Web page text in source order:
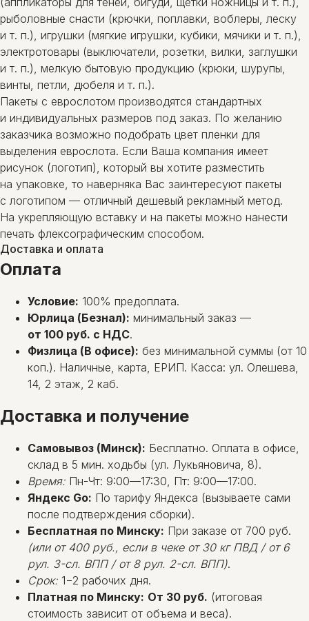
рыболовные снасти (крючки, поплавки, воблеры, леску
и т. п.), игрушки (мягкие игрушки, кубики, мячики и т. п.),
электротовары (выключатели, розетки, вилки, заглушки
и т. п.), мелкую бытовую продукцию (крюки, шурупы,
винты, петли, дюбеля и т. п.).
Пакеты с еврослотом производятся стандартных
и индивидуальных размеров под заказ. По желанию
заказчика возможно подобрать цвет пленки для
выделения еврослота. Если Ваша компания имеет
рисунок (логотип), который вы хотите разместить
на упаковке, то наверняка Вас заинтересуют пакеты
с логотипом — отличный дешевый рекламный метод.
На укрепляющую вставку и на пакеты можно нанести
печать флексографическим способом.
Доставка и оплата
Оплата
Условие: 100% предоплата.
Юрлица (Безнал): минимальный заказ —
от 100 руб. с НДС.
Физлица (В офисе): без минимальной суммы (от 10
коп.). Наличные, карта, ЕРИП. Касса: ул. Олешева,
14, 2 этаж, 2 каб.
Доставка и получение
Самовывоз (Минск): Бесплатно. Оплата в офисе,
склад в 5 мин. ходьбы (ул. Лукьяновича, 8).
Время: Пн-Чт: 9:00—17:30, Пт: 9:00—17:00.
Яндекс Go: По тарифу Яндекса (вызываете сами
после подтверждения сборки).
Бесплатная по Минску: При заказе от 700 руб.
(или от 400 руб., если в чеке от 30 кг ПВД / от 6
рул. 3-сл. ВПП / от 8 рул. 2-сл. ВПП).
Срок: 1−2 рабочих дня.
Платная по Минску: От 30 руб. (итоговая
стоимость зависит от объема и веса).